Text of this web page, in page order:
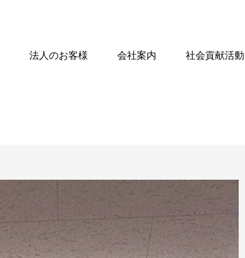
法人のお客様 会社案内 社会貢献活動